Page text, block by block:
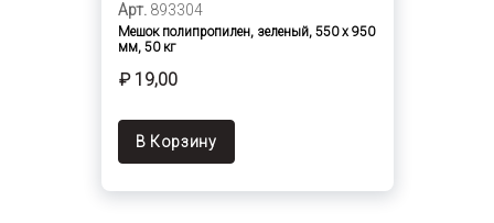
Арт. 893304
Мешок полипропилен, зеленый, 550 х 950
мм, 50 кг
₽ 19,00
В Корзину